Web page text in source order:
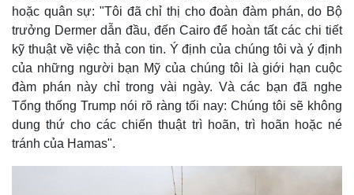
hoặc quân sự: "Tôi đã chỉ thị cho đoàn đàm phán, do Bộ
trưởng Dermer dẫn đầu, đến Cairo để hoàn tất các chi tiết
kỹ thuật về việc thả con tin. Ý định của chúng tôi và ý định
của những người bạn Mỹ của chúng tôi là giới hạn cuộc
đàm phán này chỉ trong vài ngày. Và các bạn đã nghe
Tổng thống Trump nói rõ ràng tối nay: Chúng tôi sẽ không
dung thứ cho các chiến thuật trì hoãn, trì hoãn hoặc né
tránh của Hamas".